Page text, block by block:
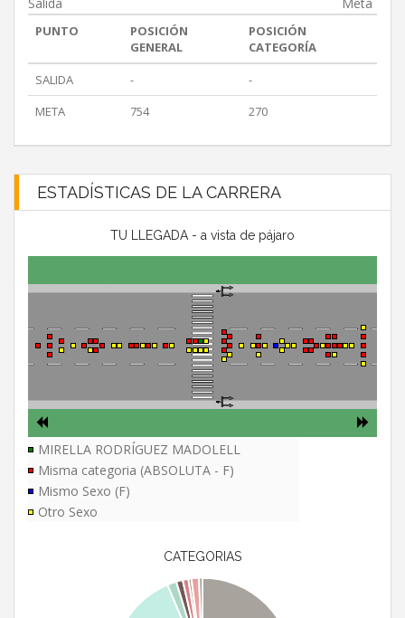
Salida Meta
PUNTO
POSICIÓN
GENERAL
POSICIÓN
CATEGORÍA
SALIDA
-
-
META
754 270
ESTADÍSTICAS DE LA CARRERA
TU LLEGADA - a vista de pájaro
MIRELLA RODRÍGUEZ MADOLELL
Misma categoria (ABSOLUTA - F)
Mismo Sexo (F)
Otro Sexo
CATEGORIAS